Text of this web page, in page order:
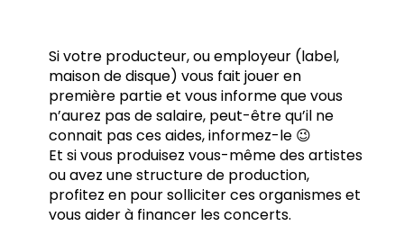
Si votre producteur, ou employeur (label,
maison de disque) vous fait jouer en
première partie et vous informe que vous
n’aurez pas de salaire, peut-être qu’il ne
connait pas ces aides, informez-le 😉
Et si vous produisez vous-même des artistes
ou avez une structure de production,
profitez en pour solliciter ces organismes et
vous aider à financer les concerts.